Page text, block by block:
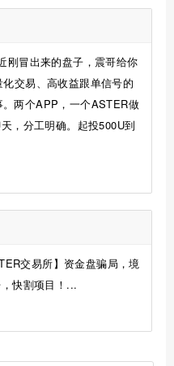
刚冒出来的盘子，震哥给你
交易、高收益跟单信号的
两个APP，一个ASTER做
，分工明确。起投500U到
交易所】资金盘骗局，境
快割项目！...